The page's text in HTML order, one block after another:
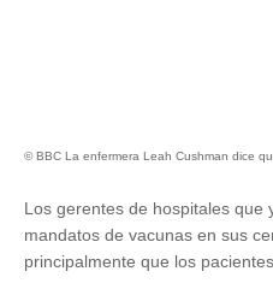
© BBC La enfermera Leah Cushman dice
Los gerentes de hospitales que
mandatos de vacunas en sus
principalmente que los